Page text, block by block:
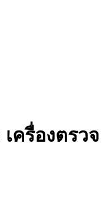
เครื่องตรวจ